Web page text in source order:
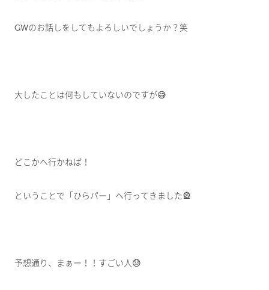
GWのお話しをしてもよろしいでしょうか？笑
大したことは何もしていないのですが😅
どこかへ行かねば！
ということで「ひらパー」へ行ってきました🎡
予想通り、まぁー！！すごい人😓